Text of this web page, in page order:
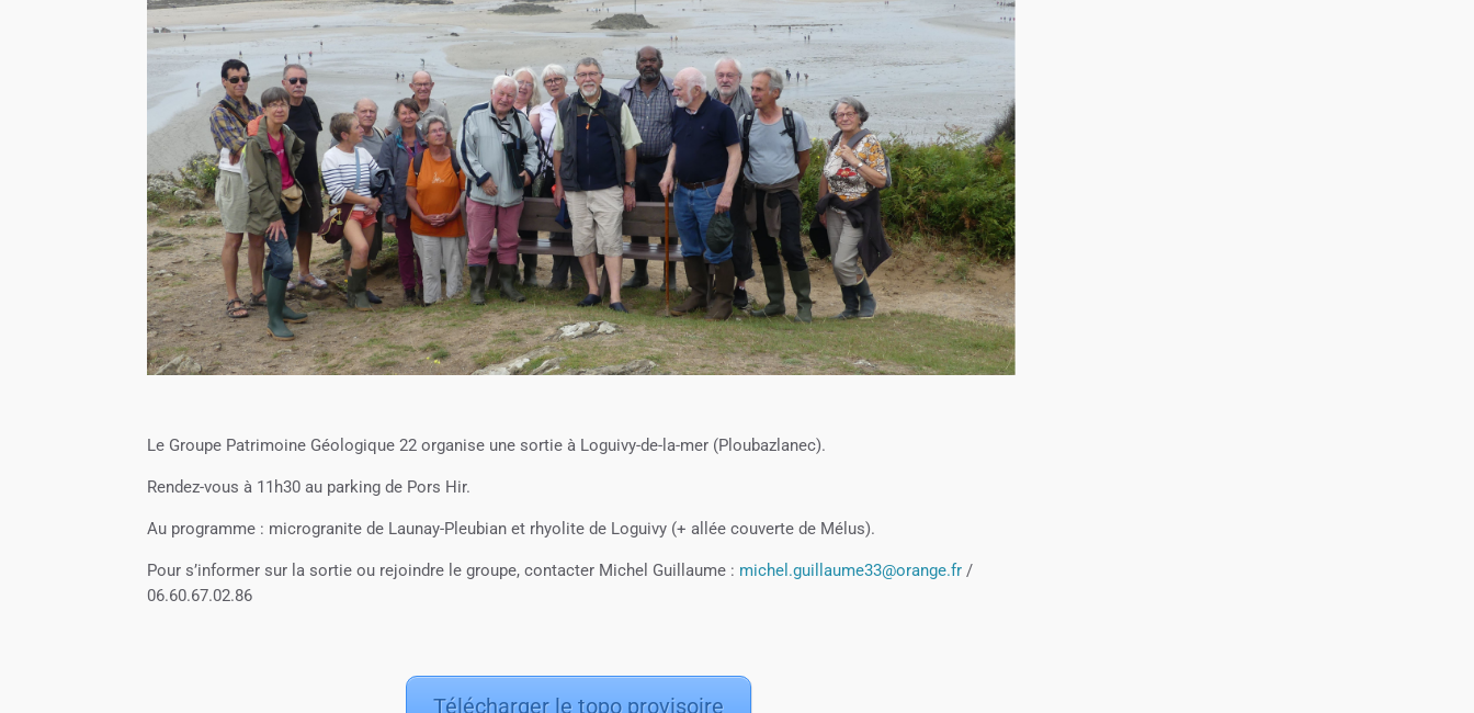
Le Groupe Patrimoine Géologique 22 organise une sortie à Loguivy-de-la-mer (Ploubazlanec).
Rendez-vous à 11h30 au parking de Pors Hir.
Au programme : microgranite de Launay-Pleubian et rhyolite de Loguivy (+ allée couverte de Mélus).
Pour s’informer sur la sortie ou rejoindre le groupe, contacter Michel Guillaume : michel.guillaume33@orange.fr /
06.60.67.02.86
Télécharger le topo provisoire